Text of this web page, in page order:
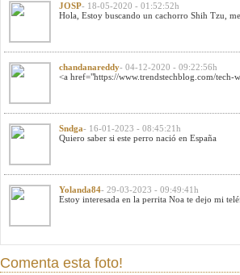
JOSP- 18-05-2020 - 01:52:52h
Hola, Estoy buscando un cachorro Shih Tzu,
chandanareddy- 04-12-2020 - 09:22:56h
<a href="https://www.trendstechblog.com/
Sndga- 16-01-2023 - 08:45:21h
Quiero saber si este perro nació en España
Yolanda84- 29-03-2023 - 09:49:41h
Estoy interesada en la perrita Noa te dejo mi
Comenta esta foto!